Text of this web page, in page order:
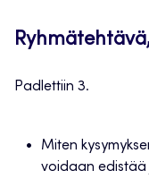
Padlettiin 3.
Miten
voidaan edistää